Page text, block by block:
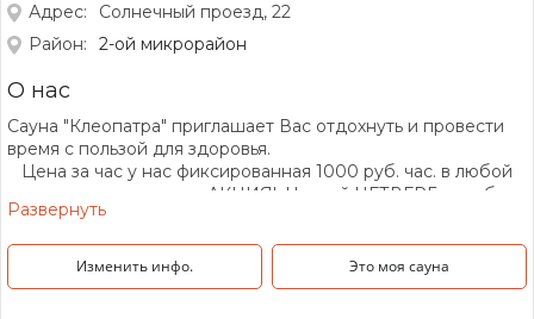
Адрес:
Солнечный проезд, 22
Район:
2-ой микрорайон
О нас
Сауна "Клеопатра" приглашает Вас отдохнуть и провести
время с пользой для здоровья.
Цена за час у нас фиксированная 1000 руб. час. в любой
день кроме четверга. АКЦИЯ! Чистый ЧЕТВЕРГ в любое
время с 14:00 до 05:00 цена за час 900р.
График работы нашей сауны: Каждый день с 14:00 до
Дарим ПОДАРКИ каждому гостю которые Вас приятно
Развернуть
Изменить инфо. Это моя сауна